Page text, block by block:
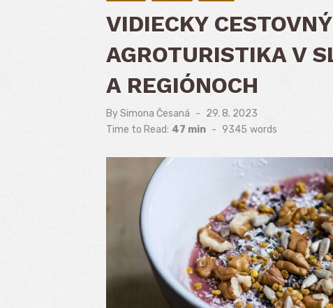
VIDIECKY
AGROTURISTIKA V
A REGIÓNOCH
BySimona Česaná
Posted
29. 8. 2023
Time to Read: 47 min - 9345 words